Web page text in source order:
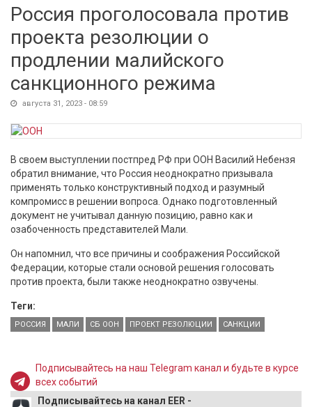
Россия проголосовала против
проекта резолюции о
продлении малийского
санкционного режима
августа 31, 2023 - 08:59
В своем выступлении постпред РФ при ООН Василий Небензя
обратил внимание, что Россия неоднократно призывала
применять только конструктивный подход и разумный
компромисс в решении вопроса. Однако подготовленный
документ не учитывал данную позицию, равно как и
озабоченность представителей Мали.
Он напомнил, что все причины и соображения Российской
Федерации, которые стали основой решения голосовать
против проекта, были также неоднократно озвучены.
Теги:
РОССИЯ МАЛИ СБ ООН ПРОЕКТ РЕЗОЛЮЦИИ САНКЦИИ
Подписывайтесь на наш Telegram канал и будьте в курсе
всех событий
Подписывайтесь на канал EER -